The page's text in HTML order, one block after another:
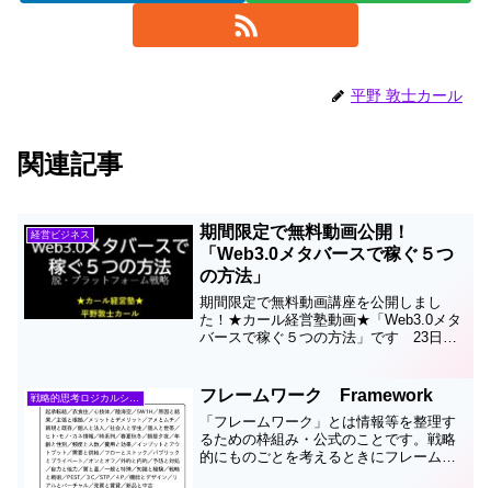
平野 敦士カール
関連記事
経営ビジネス
期間限定で無料動画公開！
「Web3.0メタバースで稼ぐ５つ
の方法」
期間限定で無料動画講座を公開しまし
た！★カール経営塾動画★「Web3.0メタ
バースで稼ぐ５つの方法」です 23日ま
と メタ・プラットフォームズ（旧フェイ
スブック）創業...
戦略的思考ロジカルシンキング フレームワーク Framework
「フレームワーク」とは情報等を整理す
るための枠組み・公式のことです。戦略
的にものごとを考えるときにフレームワ